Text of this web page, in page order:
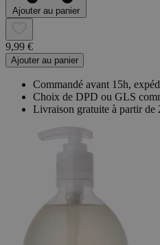
Ajouter au panier
9,99 €
Ajouter au panier
Commandé avant 15h,
Choix de DPD ou GLS
Livraison gratuite à partir de